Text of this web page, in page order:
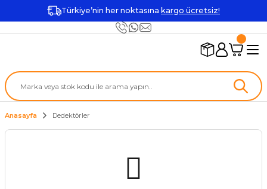
Türkiye’nin her noktasına kargo ücretsiz!
Anasayfa Dedektörler